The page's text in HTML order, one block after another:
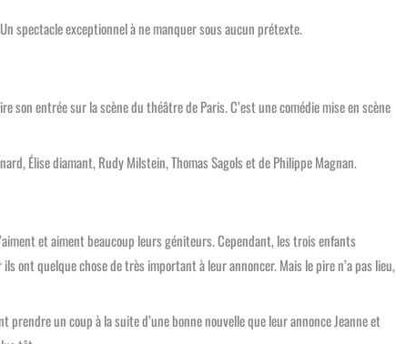
spectacle exceptionnel à ne manquer sous aucun prétexte.
entrée sur la scène du théâtre de Paris. C’est une comédie mise en scène
Élise diamant, Rudy Milstein, Thomas Sagols et de Philippe Magnan.
et aiment beaucoup leurs géniteurs. Cependant, les trois enfants
ont quelque chose de très important à leur annoncer. Mais le pire n’a pas lieu,
un coup à la suite d’une bonne nouvelle que leur annonce Jeanne et